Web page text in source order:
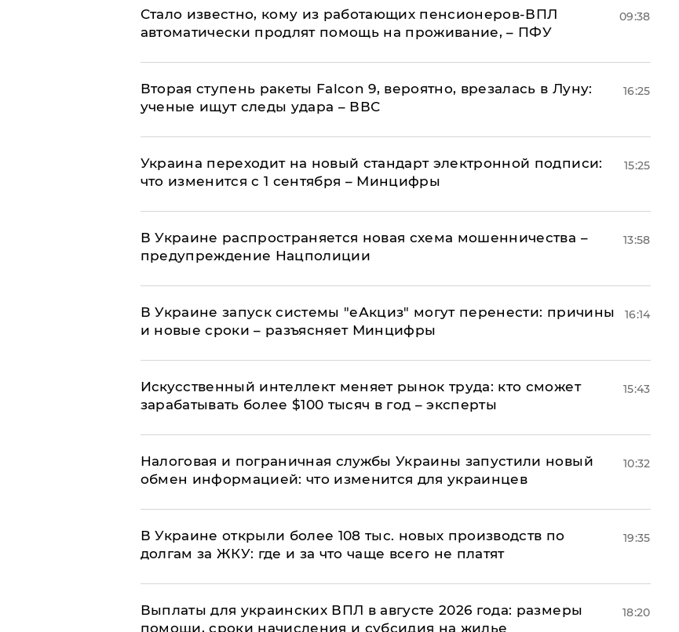
Стало известно, кому из работающих пенсионеров-ВПЛ
автоматически продлят помощь на проживание, – ПФУ
09:38
Вторая ступень ракеты Falcon 9, вероятно, врезалась в Луну:
ученые ищут следы удара – ВВС
16:25
Украина переходит на новый стандарт электронной подписи:
что изменится с 1 сентября – Минцифры
15:25
В Украине распространяется новая схема мошенничества –
предупреждение Нацполиции
13:58
В Украине запуск системы "еАкциз" могут перенести: причины
и новые сроки – разъясняет Минцифры
16:14
Искусственный интеллект меняет рынок труда: кто сможет
зарабатывать более $100 тысяч в год – эксперты
15:43
Налоговая и пограничная службы Украины запустили новый
обмен информацией: что изменится для украинцев
10:32
В Украине открыли более 108 тыс. новых производств по
долгам за ЖКУ: где и за что чаще всего не платят
19:35
Выплаты для украинских ВПЛ в августе 2026 года: размеры
помощи, сроки начисления и субсидия на жилье
18:20